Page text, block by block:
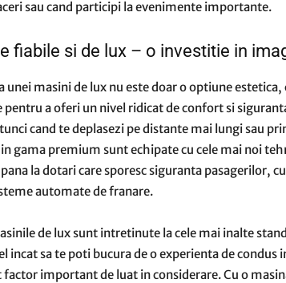
sau cand participi la evenimente importante.
fiabile si de lux – o investitie in
unei masini de lux nu este doar o optiune
pentru a oferi un nivel ridicat de confort si
cand te deplasezi pe distante mai lungi sau
gama premium sunt echipate cu cele mai noi
la dotari care sporesc siguranta pasagerilor,
automate de franare.
de lux sunt intretinute la cele mai inalte
incat sa te poti bucura de o experienta de
factor important de luat in considerare. Cu o